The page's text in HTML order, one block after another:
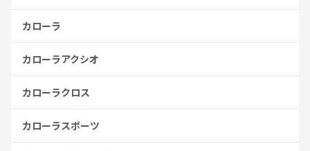
カローラ
カローラアクシオ
カローラクロス
カローラスポーツ